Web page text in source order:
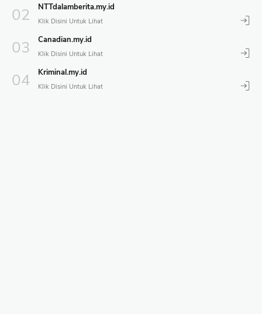
NTTdalamberita.my.id
Canadian.my.id
Kriminal.my.id